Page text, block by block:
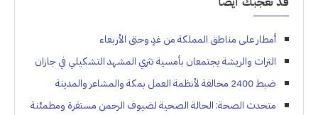
أمطار على مناطق المملكة من غدٍ وحتى الأربعاء
التراث والريشة يجتمعان بأمسية تثري المشهد التشكيلي في جازان
ضبط 2400 مخالفة لأنظمة العمل بمكة والمشاعر والمدينة
متحدث الصحة: الحالة الصحية لضيوف الرحمن مستقرة ومطمئنة